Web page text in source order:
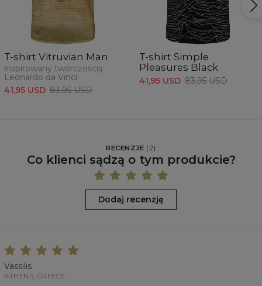
T-shirt Vitruvian Man
inspirowany twórczością
Leonardo da Vinci
41,95 USD 83,95 USD
T-shirt Simple
Pleasures Black
41,95 USD 83,95 USD
RECENZJE (2)
Co klienci sądzą o tym produkcie?
Dodaj recenzję
Vassilis
ATHENS, GREECE